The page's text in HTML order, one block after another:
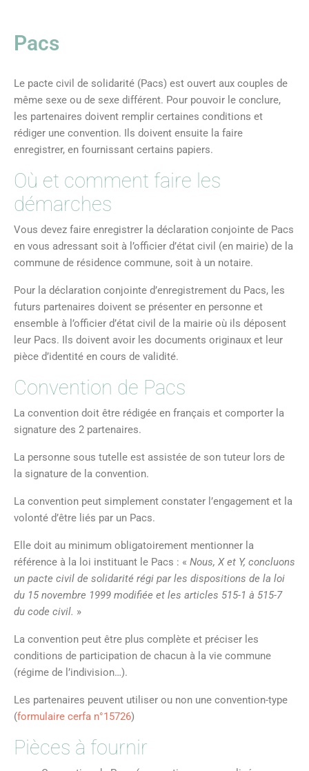
Pacs
Le pacte civil de solidarité (Pacs) est ouvert aux couples de
même sexe ou de sexe différent. Pour pouvoir le conclure,
les partenaires doivent remplir certaines conditions et
rédiger une convention. Ils doivent ensuite la faire
enregistrer, en fournissant certains papiers.
Où et comment faire les
démarches
Vous devez faire enregistrer la déclaration conjointe de Pacs
en vous adressant soit à l’officier d’état civil (en mairie) de la
commune de résidence commune, soit à un notaire.
Pour la déclaration conjointe d’enregistrement du Pacs, les
futurs partenaires doivent se présenter en personne et
ensemble à l’officier d’état civil de la mairie où ils déposent
leur Pacs. Ils doivent avoir les documents originaux et leur
pièce d’identité en cours de validité.
Convention de Pacs
La convention doit être rédigée en français et comporter la
signature des 2 partenaires.
La personne sous tutelle est assistée de son tuteur lors de
la signature de la convention.
La convention peut simplement constater l’engagement et la
volonté d’être liés par un Pacs.
Elle doit au minimum obligatoirement mentionner la
référence à la loi instituant le Pacs : « Nous, X et Y, concluons
un pacte civil de solidarité régi par les dispositions de la loi
du 15 novembre 1999 modifiée et les articles 515-1 à 515-7
du code civil. »
La convention peut être plus complète et préciser les
conditions de participation de chacun à la vie commune
(régime de l’indivision…).
Les partenaires peuvent utiliser ou non une convention-type
(formulaire cerfa n°15726)
Pièces à fournir